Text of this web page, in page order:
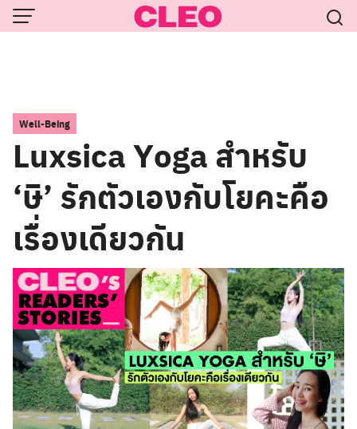
Skip
to
Well-Being
Luxsica Yoga สำหรับ
‘ษิ’ รักตัวเองกับโยคะคือ
เรื่องเดียวกัน